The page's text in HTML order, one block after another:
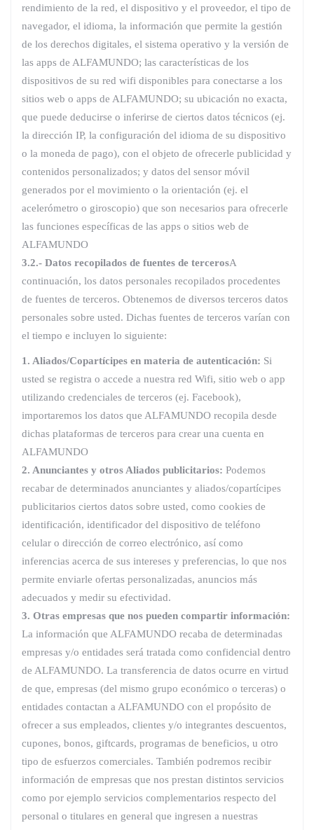
rendimiento de la red, el dispositivo y el proveedor, el tipo de
navegador, el idioma, la información que permite la gestión
de los derechos digitales, el sistema operativo y la versión de
las apps de ALFAMUNDO; las características de los
dispositivos de su red wifi disponibles para conectarse a los
sitios web o apps de ALFAMUNDO; su ubicación no exacta,
que puede deducirse o inferirse de ciertos datos técnicos (ej.
la dirección IP, la configuración del idioma de su dispositivo
o la moneda de pago), con el objeto de ofrecerle publicidad y
contenidos personalizados; y datos del sensor móvil
generados por el movimiento o la orientación (ej. el
acelerómetro o giroscopio) que son necesarios para ofrecerle
las funciones específicas de las apps o sitios web de
ALFAMUNDO
3.2.- Datos recopilados de fuentes de tercerosA
continuación, los datos personales recopilados procedentes
de fuentes de terceros. Obtenemos de diversos terceros datos
personales sobre usted. Dichas fuentes de terceros varían con
el tiempo e incluyen lo siguiente:
1. Aliados/Copartícipes en materia de autenticación: Si
usted se registra o accede a nuestra red Wifi, sitio web o app
utilizando credenciales de terceros (ej. Facebook),
importaremos los datos que ALFAMUNDO recopila desde
dichas plataformas de terceros para crear una cuenta en
ALFAMUNDO
2. Anunciantes y otros Aliados publicitarios: Podemos
recabar de determinados anunciantes y aliados/copartícipes
publicitarios ciertos datos sobre usted, como cookies de
identificación, identificador del dispositivo de teléfono
celular o dirección de correo electrónico, así como
inferencias acerca de sus intereses y preferencias, lo que nos
permite enviarle ofertas personalizadas, anuncios más
adecuados y medir su efectividad.
3. Otras empresas que nos pueden compartir información:
La información que ALFAMUNDO recaba de determinadas
empresas y/o entidades será tratada como confidencial dentro
de ALFAMUNDO. La transferencia de datos ocurre en virtud
de que, empresas (del mismo grupo económico o terceras) o
entidades contactan a ALFAMUNDO con el propósito de
ofrecer a sus empleados, clientes y/o integrantes descuentos,
cupones, bonos, giftcards, programas de beneficios, u otro
tipo de esfuerzos comerciales. También podremos recibir
información de empresas que nos prestan distintos servicios
como por ejemplo servicios complementarios respecto del
personal o titulares en general que ingresen a nuestras